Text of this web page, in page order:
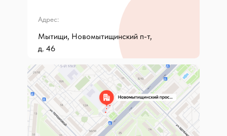
Адрес:
Мытищи, Новомытищинский п-т,
д. 46